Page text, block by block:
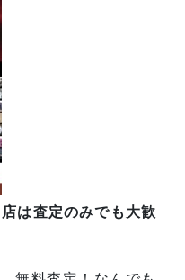
は査定のみでも大歓